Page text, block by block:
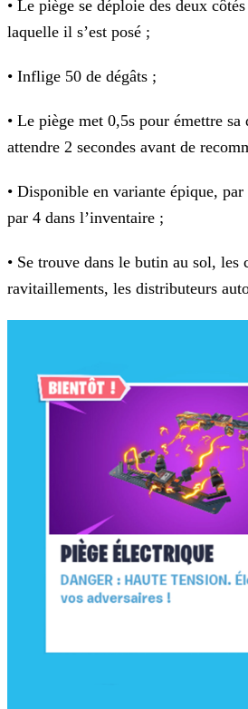
• Le piège se déploie des deux
laquelle il s’est posé ;
• Inflige 50 de dégâts ;
• Le piège met 0,5s pour émettre sa
attendre 2 secondes avant de
• Disponible en variante épique,
par 4 dans l’inventaire ;
• Se trouve dans le butin au sol, les
ravitaillements, les distributeurs